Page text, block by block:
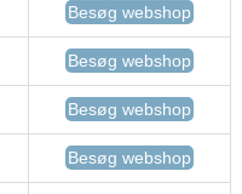
Besøg webshop
Besøg webshop
Besøg webshop
Besøg webshop